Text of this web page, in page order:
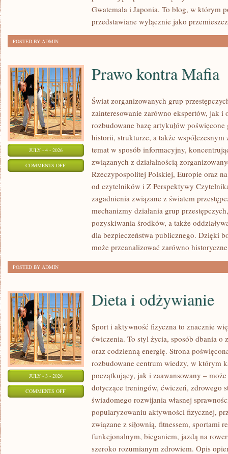
Gwatemala i Japonia. To blog, w którym
przedstawiane wyłącznie jako
POSTED BY ADMIN
JULY - 4 - 2026
COMMENTS OFFON
Prawo kontra Mafia
Świat zorganizowanych grup
zainteresowanie zarówno ekspertów, jak i
rozbudowane bazę artykułów
historii, strukturze, a także
temat w sposób informacyjny,
związanych z działalnością
Rzeczypospolitej Polskiej, Europie oraz
od czytelników i Z Perspektywy
zagadnienia związane z światem
mechanizmy działania grup
pozyskiwania środków, a także
dla bezpieczeństwa publicznego. Dzięki
może przeanalizować zarówno historyczne
POSTED BY ADMIN
JULY - 3 - 2026
COMMENTS OFFON
ODŻYWIANIE
Dieta i odżywianie
Sport i aktywność fizyczna to znacznie
ćwiczenia. To styl życia, sposób dbania o
oraz codzienną energię. Strona
rozbudowane centrum wiedzy, w którym
początkujący, jak i zaawansowany –
dotyczące treningów, ćwiczeń, zdrowego
świadomego rozwijania własnej
popularyzowaniu aktywności fizycznej,
związane z siłownią, fitnessem, sportami
funkcjonalnym, bieganiem, jazdą na
szeroko rozumianym zdrowiem. Opis